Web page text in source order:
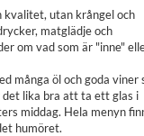
kvalitet, utan krångel och
matglädje och
om vad som är "inne"
många öl och goda viner
det lika bra att ta ett glas i
middag. Hela menyn
humöret.